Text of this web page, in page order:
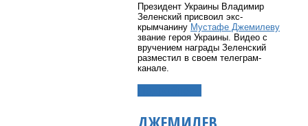
Президент Украины Владимир
Зеленский присвоил экс-
крымчанину Мустафе Джемилеву
звание героя Украины. Видео с
вручением награды Зеленский
разместил в своем телеграм-
канале.